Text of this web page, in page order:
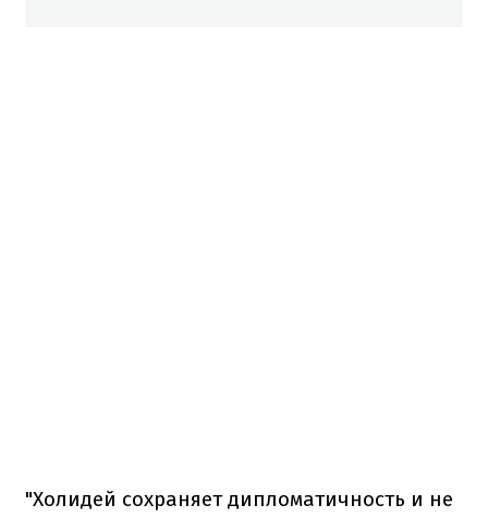
"Холидей сохраняет дипломатичность и не